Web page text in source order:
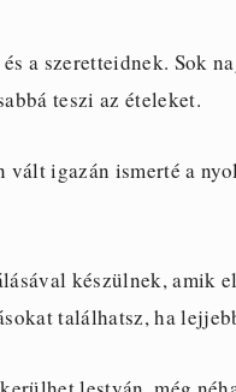
a szeretteidnek. Sok
teszi az ételeket.
vált igazán ismerté a
készülnek, amik
találhatsz, ha